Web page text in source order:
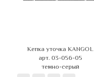
Кепка уточка KANGOL
арт. 03-056-05
темно-серый